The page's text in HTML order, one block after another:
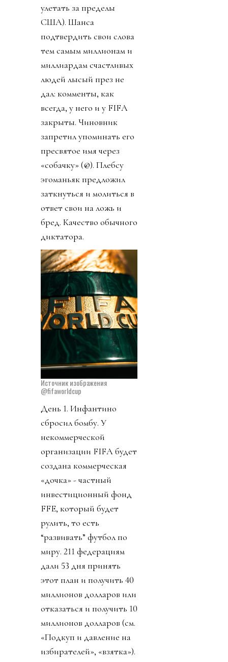
улетать за пределы
США). Шанса
подтвердить свои слова
тем самым миллионам и
миллиардам счастливых
людей лысый през не
дал: комменты, как
всегда, у него и у FIFA
закрыты. Чиновник
запретил упоминать его
пресвятое имя через
«собачку» (@). Плебсу
эгоманьяк предложил
заткнуться и молиться в
ответ свои на ложь и
бред. Качество обычного
диктатора.
Источник изображения
@fifaworldcup
День 1. Инфантино
сбросил бомбу. У
некоммерческой
организации FIFA будет
создана коммерческая
«дочка» - частный
инвестиционный фонд
FFE, который будет
рулить, то есть
“развивать” футбол по
миру. 211 федерациям
дали 53 дня принять
этот план и получить 40
миллионов долларов или
отказаться и получить 10
миллионов долларов (см.
«Подкуп и давление на
избирателей», «взятка»).